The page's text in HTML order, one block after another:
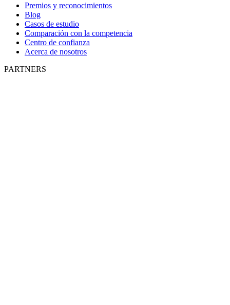
Premios y reconocimientos
Blog
Casos de estudio
Comparación con la competencia
Centro de confianza
Acerca de nosotros
PARTNERS